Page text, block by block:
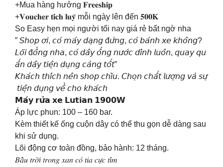
+Mua hàng hưởng 𝐅𝐫𝐞𝐞𝐬𝐡𝐢𝐩
+𝐕𝐨𝐮𝐜𝐡𝐞𝐫 𝐭𝐢́𝐜𝐡 𝐥𝐮𝐲̃ mỗi ngày lên đến 𝟓𝟎𝟎𝐊
So Easy hẹn mọi người tối nay giá rẻ bất ngờ nha
” 𝘚𝘩𝘰𝘱 𝘰̛𝘪, 𝘤𝘰́ 𝘮𝘢́𝘺 𝘥𝘢̣𝘯𝘨 đ𝘶̛́𝘯𝘨, 𝘤𝘰́ 𝘣𝘢́𝘯𝘩 𝘹𝘦 𝘬𝘩𝘰̂𝘯𝘨?
𝘓𝘰̃𝘪 đ𝘰̂̀𝘯𝘨 𝘯𝘩𝘢, 𝘤𝘰́ 𝘥𝘢̂𝘺 𝘰̂́𝘯𝘨 𝘯𝘶̛𝘰̛́𝘤 𝘥𝘪́𝘯𝘩 𝘭𝘶𝘰̂𝘯, 𝘲𝘶𝘢𝘺 𝘲𝘶
𝘢̂́𝘯 𝘥𝘢̂𝘺 𝘵𝘪𝘦̣̂𝘯 𝘥𝘶̣𝘯𝘨 𝘤𝘢̀𝘯𝘨 𝘵𝘰̂́𝘵”
𝘒𝘩𝘢́𝘤𝘩 𝘵𝘩𝘪́𝘤𝘩 𝘯𝘦̂𝘯 𝘴𝘩𝘰𝘱 𝘤𝘩𝘪̀𝘶. 𝘊𝘩𝘰̣𝘯 𝘤𝘩𝘢̂́𝘵 𝘭𝘶̛𝘰̛̣𝘯𝘨 𝘷𝘢̀ 𝘴𝘶̛̣
𝘵𝘪𝘦̣̂𝘯 𝘥𝘶̣𝘯𝘨 𝘷𝘦̂̀ 𝘤𝘩𝘰 𝘬𝘩𝘢́𝘤𝘩
𝗠𝗮́𝘆 𝗿𝘂̛̉𝗮 𝘅𝗲 𝗟𝘂𝘁𝗶𝗮𝗻 𝟭𝟵𝟬𝟬𝗪
Áp lực phun: 100 – 160 bar.
Kèm thiết kế ống cuộn dây có thể thu gọn dễ dàng sau
khi sử dụng.
Lõi động cơ toàn đồng, bảo hành: 12 tháng.
𝐵𝑎̂̀𝑢 𝑡𝑟𝑜̛̀𝑖 𝑡𝑟𝑜𝑛𝑔 𝑥𝑎𝑛 𝑐𝑜́ 𝑡𝑖𝑎 𝑐𝑢̛̣𝑐 𝑡𝑖́𝑚